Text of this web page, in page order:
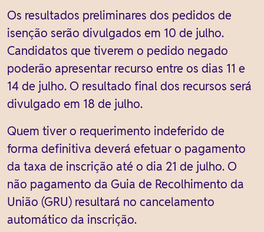
Os resultados preliminares dos pedidos de
isenção serão divulgados em 10 de julho.
Candidatos que tiverem o pedido negado
poderão apresentar recurso entre os dias 11 e
14 de julho. O resultado final dos recursos será
divulgado em 18 de julho.
Quem tiver o requerimento indeferido de
forma definitiva deverá efetuar o pagamento
da taxa de inscrição até o dia 21 de julho. O
não pagamento da Guia de Recolhimento da
União (GRU) resultará no cancelamento
automático da inscrição.